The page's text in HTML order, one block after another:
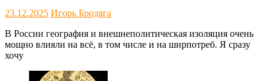
23.12.2025 Игорь Бродяга
В России география и внешнеполитическая изоляция очень
мощно влияли на всё, в том числе и на ширпотреб. Я сразу
хочу